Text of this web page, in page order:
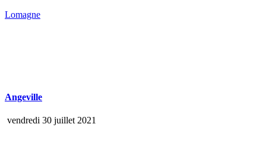
Lomagne
Angeville
vendredi 30 juillet 2021